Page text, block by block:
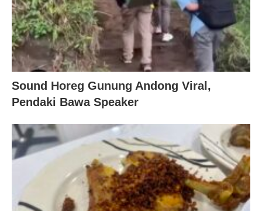
Sound Horeg Gunung Andong Viral,
Pendaki Bawa Speaker